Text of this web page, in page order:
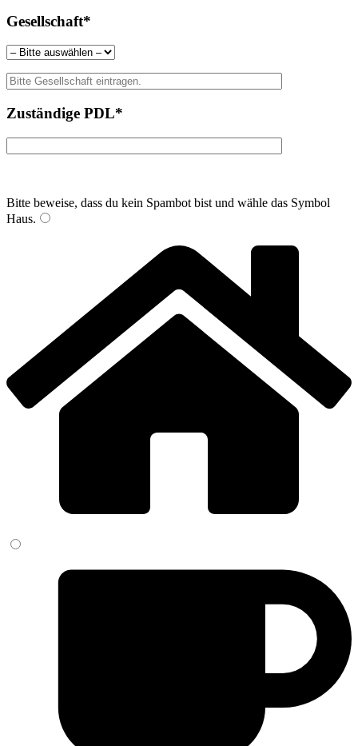
Gesellschaft*
Zuständige PDL*
Bitte beweise, dass du kein Spambot bist und wähle das Symbol
Haus.